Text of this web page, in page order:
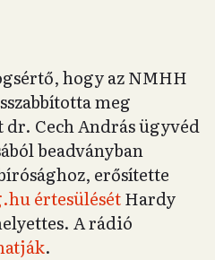
hogy az NMHH
meg
Cech András ügyvéd
beadványban
erősítette
értesülésétHardy
A rádió
.